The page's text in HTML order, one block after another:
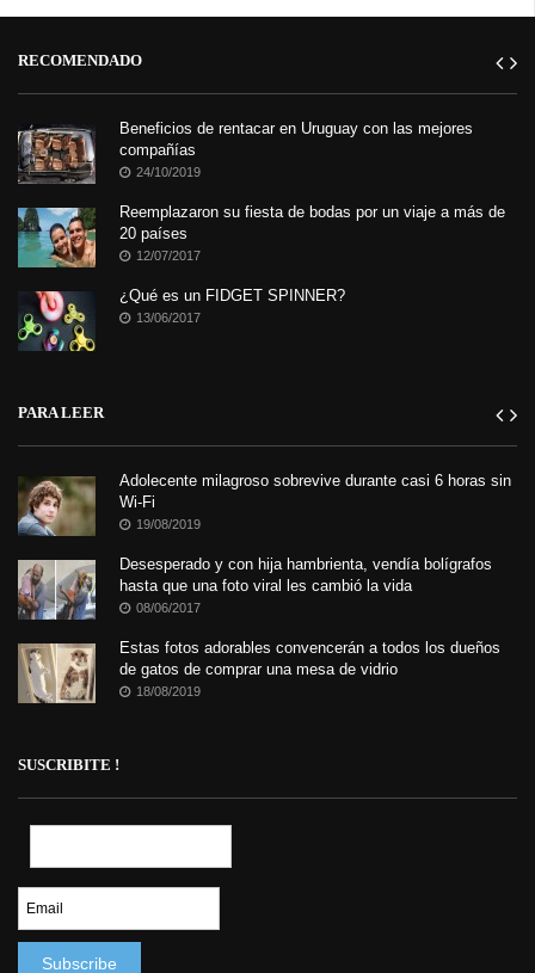
RECOMENDADO
Beneficios de rentacar en Uruguay con las mejores
compañías
24/10/2019
Reemplazaron su fiesta de bodas por un viaje a más de
20 países
12/07/2017
¿Qué es un FIDGET SPINNER?
13/06/2017
PARA LEER
Adolecente milagroso sobrevive durante casi 6 horas sin
Wi-Fi
19/08/2019
Desesperado y con hija hambrienta, vendía bolígrafos
hasta que una foto viral les cambió la vida
08/06/2017
Estas fotos adorables convencerán a todos los dueños
de gatos de comprar una mesa de vidrio
18/08/2019
SUSCRIBITE !